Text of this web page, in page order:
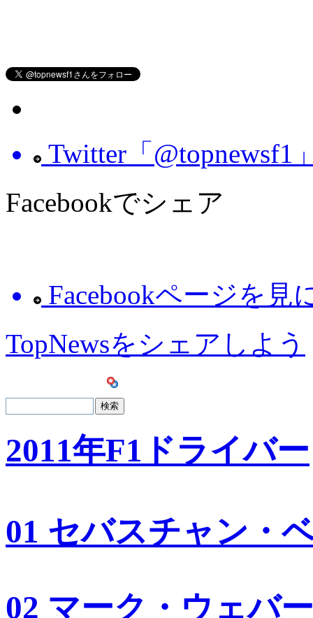
Twitter「@topnewsf1
Facebookでシェア
Facebookページを見
TopNewsをシェアしよう
2011年F1ドライバー
01 セバスチャン・
02 マーク・ウェバー